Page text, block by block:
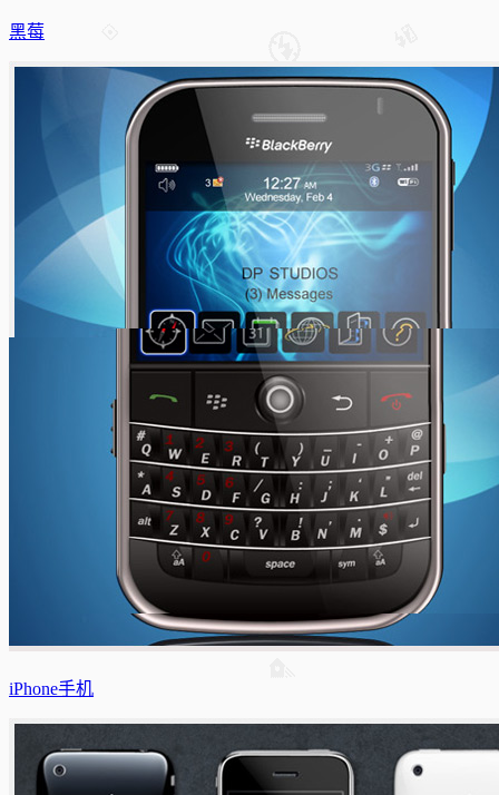
黑莓
iPhone手机